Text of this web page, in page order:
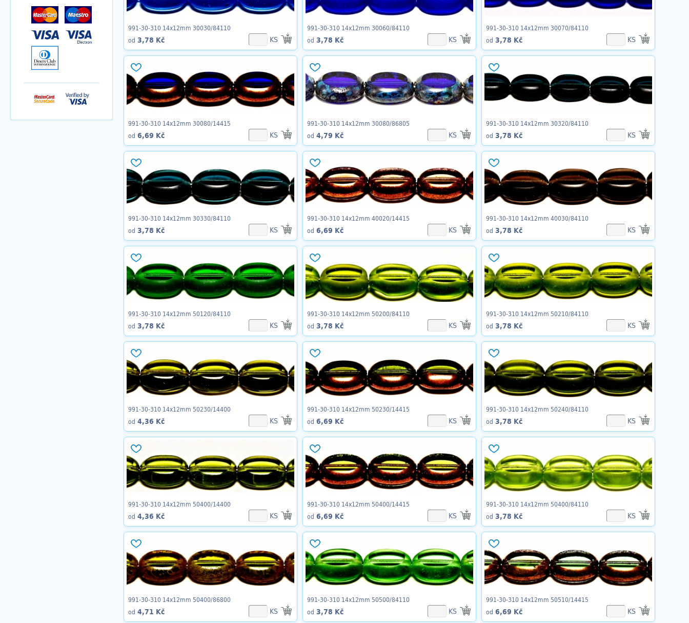
991-30-310 14x12mm 30030/84110
od 3,78 Kč KS
991-30-310 14x12mm 30060/84110
od 3,78 Kč KS
991-30-310 14x12mm 30070/84110
od 3,78 Kč KS
991-30-310 14x12mm 30080/14415
od 6,69 Kč KS
991-30-310 14x12mm 30080/86805
od 4,79 Kč KS
991-30-310 14x12mm 30320/84110
od 3,78 Kč KS
991-30-310 14x12mm 30330/84110
od 3,78 Kč KS
991-30-310 14x12mm 40020/14415
od 6,69 Kč KS
991-30-310 14x12mm 40030/84110
od 3,78 Kč KS
991-30-310 14x12mm 50120/84110
od 3,78 Kč KS
991-30-310 14x12mm 50200/84110
od 3,78 Kč KS
991-30-310 14x12mm 50210/84110
od 3,78 Kč KS
991-30-310 14x12mm 50230/14400
od 4,36 Kč KS
991-30-310 14x12mm 50230/14415
od 6,69 Kč KS
991-30-310 14x12mm 50240/84110
od 3,78 Kč KS
991-30-310 14x12mm 50400/14400
od 4,36 Kč KS
991-30-310 14x12mm 50400/14415
od 6,69 Kč KS
991-30-310 14x12mm 50400/84110
od 3,78 Kč KS
991-30-310 14x12mm 50400/86800
od 4,71 Kč KS
991-30-310 14x12mm 50500/84110
od 3,78 Kč KS
991-30-310 14x12mm 50510/14415
od 6,69 Kč KS